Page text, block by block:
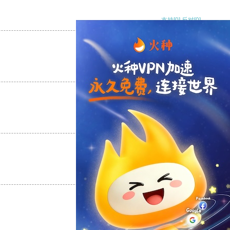
支持[0] 反对[0]
支持[0] 反对
支持
支持 反对